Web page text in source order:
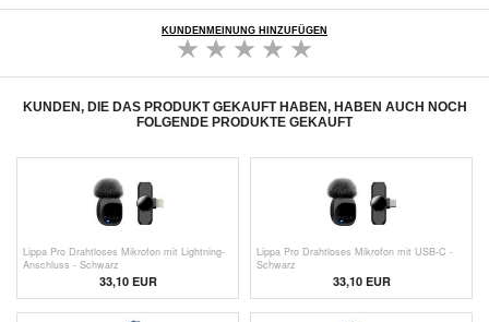
KUNDENMEINUNG HINZUFÜGEN
KUNDEN, DIE DAS PRODUKT GEKAUFT HABEN, HABEN AUCH NOCH
FOLGENDE PRODUKTE GEKAUFT
Lippa Pro Drahtloses Mikrofon mit Lightning-
Anschluss - Schwarz
33,10 EUR
Lippa Pro Drahtloses Mikrofon mit USB-C -
Schwarz
33,10 EUR